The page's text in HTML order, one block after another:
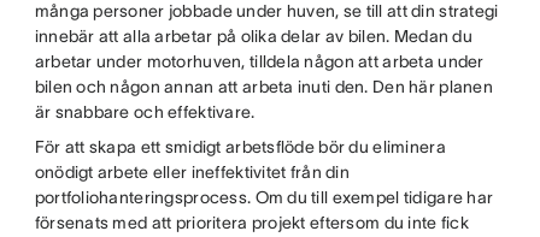
många personer jobbade under huven, se till att din strategi
innebär att alla arbetar på olika delar av bilen. Medan du
arbetar under motorhuven, tilldela någon att arbeta under
bilen och någon annan att arbeta inuti den. Den här planen
är snabbare och effektivare.
För att skapa ett smidigt arbetsflöde bör du eliminera
onödigt arbete eller ineffektivitet från din
portfoliohanteringsprocess. Om du till exempel tidigare har
försenats med att prioritera projekt eftersom du inte fick